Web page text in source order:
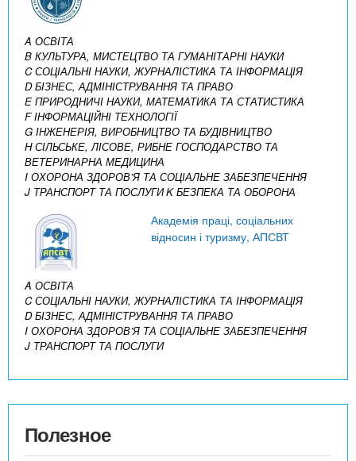
A ОСВІТА
B КУЛЬТУРА, МИСТЕЦТВО ТА ГУМАНІТАРНІ НАУКИ
C СОЦІАЛЬНІ НАУКИ, ЖУРНАЛІСТИКА ТА ІНФОРМАЦІЯ
D БІЗНЕС, АДМІНІСТРУВАННЯ ТА ПРАВО
E ПРИРОДНИЧІ НАУКИ, МАТЕМАТИКА ТА СТАТИСТИКА
F ІНФОРМАЦІЙНІ ТЕХНОЛОГІЇ
G ІНЖЕНЕРІЯ, ВИРОБНИЦТВО ТА БУДІВНИЦТВО
H СІЛЬСЬКЕ, ЛІСОВЕ, РИБНЕ ГОСПОДАРСТВО ТА
ВЕТЕРИНАРНА МЕДИЦИНА
I ОХОРОНА ЗДОРОВ’Я ТА СОЦІАЛЬНЕ ЗАБЕЗПЕЧЕННЯ
J ТРАНСПОРТ ТА ПОСЛУГИK БЕЗПЕКА ТА ОБОРОНА
Академія праці, соціальних
відносин і туризму, АПСВТ
A ОСВІТА
C СОЦІАЛЬНІ НАУКИ, ЖУРНАЛІСТИКА ТА ІНФОРМАЦІЯ
D БІЗНЕС, АДМІНІСТРУВАННЯ ТА ПРАВО
I ОХОРОНА ЗДОРОВ’Я ТА СОЦІАЛЬНЕ ЗАБЕЗПЕЧЕННЯ
J ТРАНСПОРТ ТА ПОСЛУГИ
Полезное